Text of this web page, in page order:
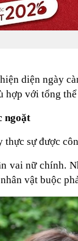
diện ngày
hợp với tổng thể
ngoặt
sự được
vai nữ chính.
vật buộc